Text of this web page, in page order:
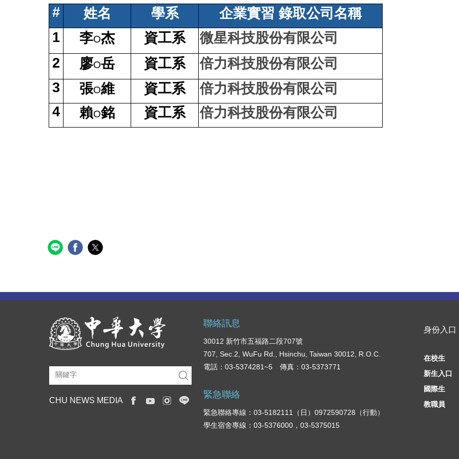
# 姓名 學系
企業實習 錄取公司名稱
1
李O杰 資工系
微星科技股份有限公司
2
廖O岳 資工系
倍力科技股份有限公司
3
張O維 資工系
倍力科技股份有限公司
4
賴O銘 資工系 倍力科技股份有限公司
CHU NEWS MEDIA
聯絡訊息
30012 新竹市五福路二段707號
707, Sec.2, WuFu Rd., Hsinchu, Taiwan 30012, R.O.C.
電話：03-5374281~5 傳真：03-5373771
緊急聯絡
緊急聯絡專線：03-5182111（日）0972590728（行動）
學生宿舍專線：03-5376000，03-5375015
身份入口
在校生
新生入口
國際生
教職員